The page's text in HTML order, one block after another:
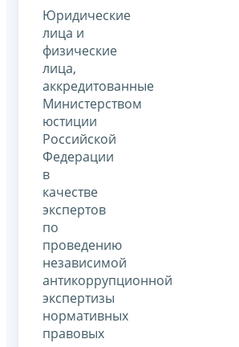
Юридические
лица и
физические
лица,
аккредитованные
Министерством
юстиции
Российской
Федерации
в
качестве
экспертов
по
проведению
независимой
антикоррупционной
экспертизы
нормативных
правовых